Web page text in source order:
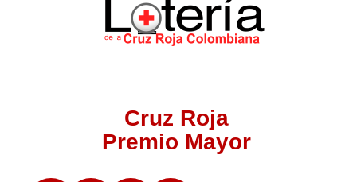
Cruz Roja
Premio Mayor